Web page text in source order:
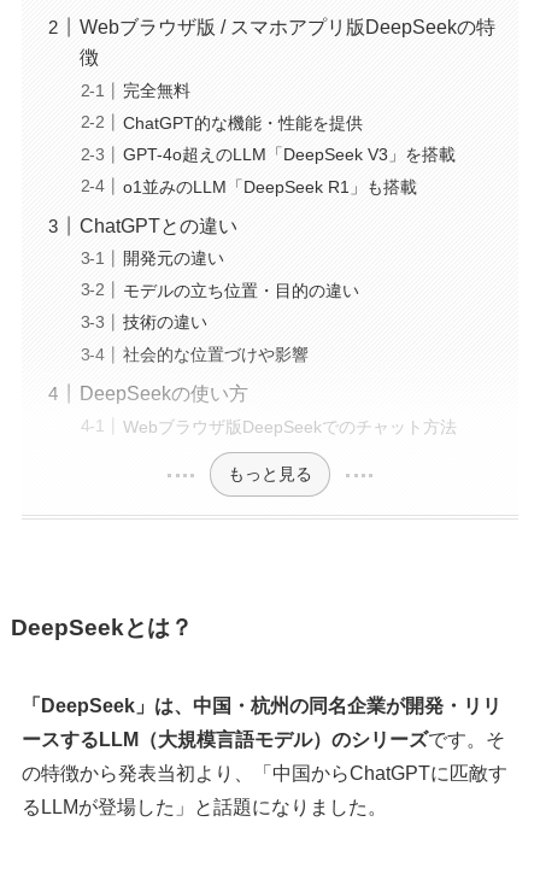
Webブラウザ版 / スマホアプリ版DeepSeekの特
徴
完全無料
ChatGPT的な機能・性能を提供
GPT-4o超えのLLM「DeepSeek V3」を搭載
o1並みのLLM「DeepSeek R1」も搭載
ChatGPTとの違い
開発元の違い
モデルの立ち位置・目的の違い
技術の違い
社会的な位置づけや影響
DeepSeekの使い方
Webブラウザ版DeepSeekでのチャット方法
もっと見る
DeepSeekとは？
「DeepSeek」は、中国・杭州の同名企業が開発・リリ
ースするLLM（大規模言語モデル）のシリーズです。そ
の特徴から発表当初より、「中国からChatGPTに匹敵す
るLLMが登場した」と話題になりました。